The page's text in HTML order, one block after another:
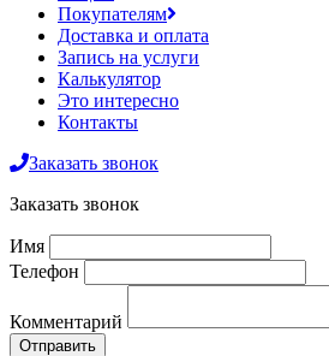
Покупателям
Доставка и оплата
Запись на услуги
Калькулятор
Это интересно
Контакты
Заказать звонок
Заказать звонок
Имя
Телефон
Комментарий
Отправить